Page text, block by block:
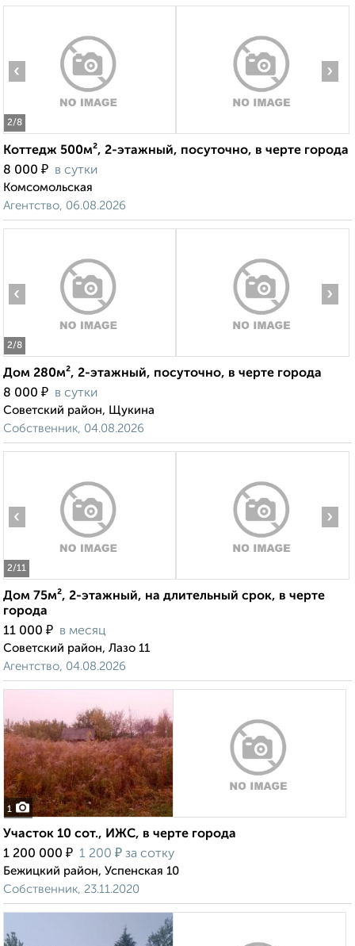
2/8
‹ ›
Коттедж 500м², 2-этажный, посуточно, в черте города
8 000 ₽ в сутки
Комсомольская
Агентство, 06.08.2026
2/8
‹ ›
Дом 280м², 2-этажный, посуточно, в черте города
8 000 ₽ в сутки
Советский район, Щукина
Собственник, 04.08.2026
2/11
‹ ›
Дом 75м², 2-этажный, на длительный срок, в черте
города
11 000 ₽ в месяц
Советский район, Лазо 11
Агентство, 04.08.2026
1
Участок 10 сот., ИЖС, в черте города
1 200 000 ₽ 1 200 ₽ за сотку
Бежицкий район, Успенская 10
Собственник, 23.11.2020